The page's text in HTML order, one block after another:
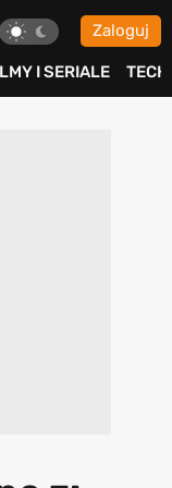
Zaloguj
I SERIALE TECH